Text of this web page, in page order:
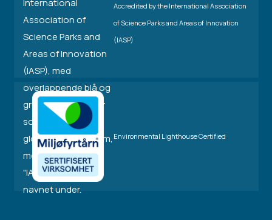
Accredited by the International Association
of Science Parks and Areas of Innovation
(IASP)
Environmental Lighthouse Certified